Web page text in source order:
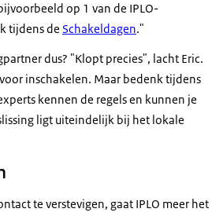
op 1 van de IPLO-
tijdens de Schakeldagen."
dus? "Klopt precies", lacht Eric.
inschakelen. Maar bedenk tijdens
kennen de regels en kunnen je
ligt uiteindelijk bij het lokale
te verstevigen, gaat IPLO meer het